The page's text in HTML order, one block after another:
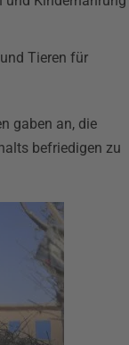
Tieren für
gaben an, die
befriedigen zu